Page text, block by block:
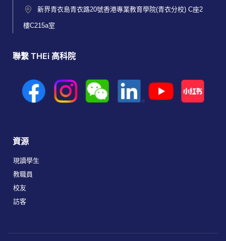
新界青衣島青衣路20號香港專業教育學院(青衣分校) C座2
樓C215a室
聯繫 THEi 高科院
資源
現讀學生
教職員
校友
訪客